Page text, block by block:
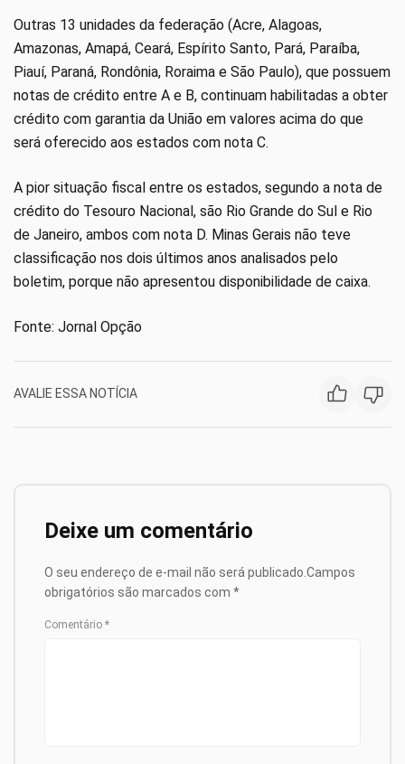
Outras 13 unidades da federação (Acre, Alagoas,
Amazonas, Amapá, Ceará, Espírito Santo, Pará, Paraíba,
Piauí, Paraná, Rondônia, Roraima e São Paulo), que possuem
notas de crédito entre A e B, continuam habilitadas a obter
crédito com garantia da União em valores acima do que
será oferecido aos estados com nota C.
A pior situação fiscal entre os estados, segundo a nota de
crédito do Tesouro Nacional, são Rio Grande do Sul e Rio
de Janeiro, ambos com nota D. Minas Gerais não teve
classificação nos dois últimos anos analisados pelo
boletim, porque não apresentou disponibilidade de caixa.
Fonte: Jornal Opção
AVALIE ESSA NOTÍCIA
Deixe um comentário
O seu endereço de e-mail não será publicado. Campos
obrigatórios são marcados com *
Comentário *